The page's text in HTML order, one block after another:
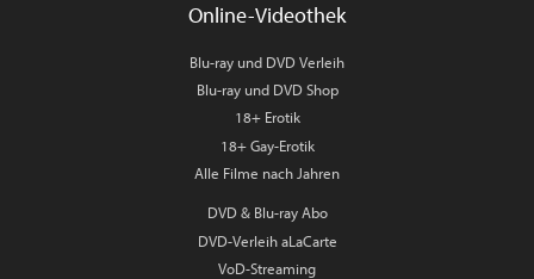
Online-Videothek
Blu-ray und DVD Verleih
Blu-ray und DVD Shop
18+ Erotik
18+ Gay-Erotik
Alle Filme nach Jahren
DVD & Blu-ray Abo
DVD-Verleih aLaCarte
VoD-Streaming